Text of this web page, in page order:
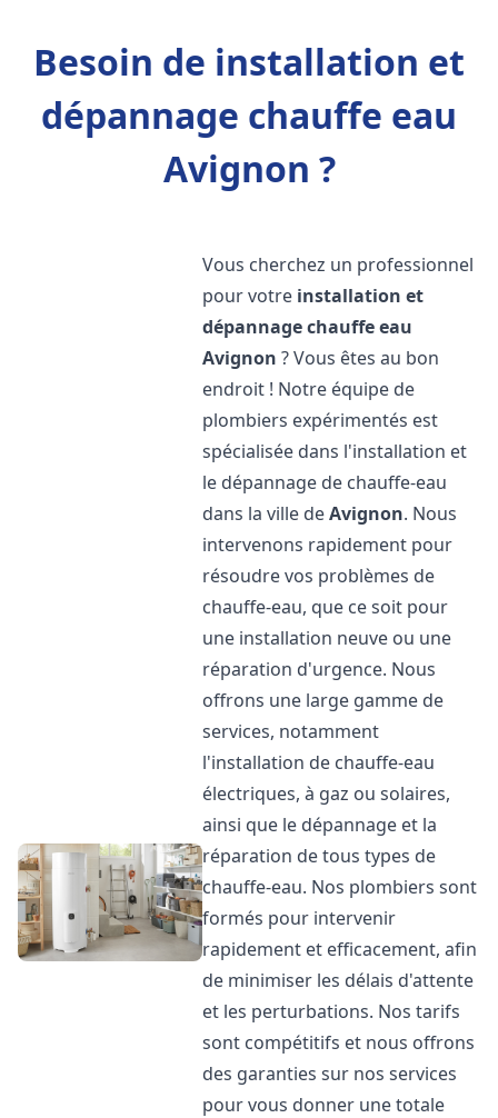
Besoin de installation et
dépannage chauffe eau
Avignon ?
Vous cherchez un professionnel
pour votre installation et
dépannage chauffe eau
Avignon ? Vous êtes au bon
endroit ! Notre équipe de
plombiers expérimentés est
spécialisée dans l'installation et
le dépannage de chauffe-eau
dans la ville deAvignon. Nous
intervenons rapidement pour
résoudre vos problèmes de
chauffe-eau, que ce soit pour
une installation neuve ou une
réparation d'urgence. Nous
offrons une large gamme de
services, notamment
l'installation de chauffe-eau
électriques, à gaz ou solaires,
ainsi que le dépannage et la
réparation de tous types de
chauffe-eau. Nos plombiers sont
formés pour intervenir
rapidement et efficacement, afin
de minimiser les délais d'attente
et les perturbations. Nos tarifs
sont compétitifs et nous offrons
des garanties sur nos services
pour vous donner une totale